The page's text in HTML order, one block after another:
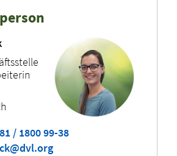
/ 1800 99-38